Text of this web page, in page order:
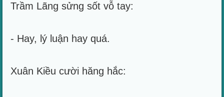
Trầm Lãng sửng sốt vỗ tay:
- Hay, lý luận hay quá.
Xuân Kiều cười hăng hắc: